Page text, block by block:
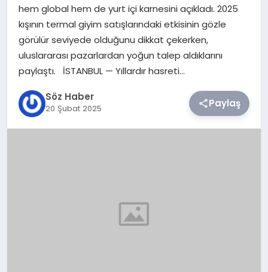
DÜNYA
TEKNOLOJI
SIYASET
YAŞAM
hem global hem de yurt içi karnesini açıkladı. 2025
kışının termal giyim satışlarındaki etkisinin gözle
görülür seviyede olduğunu dikkat çekerken,
uluslararası pazarlardan yoğun talep aldıklarını
paylaştı. İSTANBUL — Yıllardır hasreti…
Söz Haber
20 Şubat 2025 Paylaş